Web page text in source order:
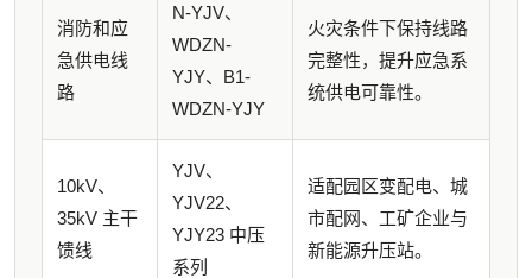
消防和应
急供电线
路
N-YJV、
WDZN-
YJY、B1-
WDZN-YJY
火灾条件下保持线路
完整性，提升应急系
统供电可靠性。
10kV、
35kV 主干
馈线
YJV、
YJV22、
YJY23 中压
系列
适配园区变配电、城
市配网、工矿企业与
新能源升压站。